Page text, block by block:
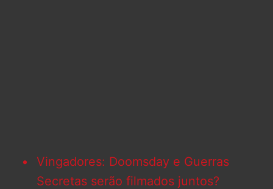
Vingadores: Doomsday e Guerras
Secretas serão filmados juntos?